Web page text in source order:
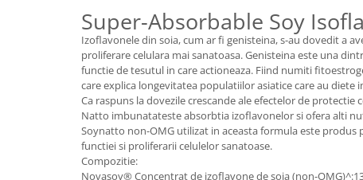
Super-Absorbable Soy
Izoflavonele din soia, cum ar fi genisteina, s-au dovedit a
proliferare celulara mai sanatoasa. Genisteina este una
functie de tesutul in care actioneaza. Fiind numiti
care explica longevitatea populatiilor asiatice care au diete
Ca raspuns la dovezile crescande ale efectelor de
Natto imbunatateste absorbtia izoflavonelor si ofera alti
Soynatto non-OMG utilizat in aceasta formula este
functiei si proliferarii celulelor sanatoase.
Compozitie:
Novasoy® Concentrat de izoflavone de soia (non-